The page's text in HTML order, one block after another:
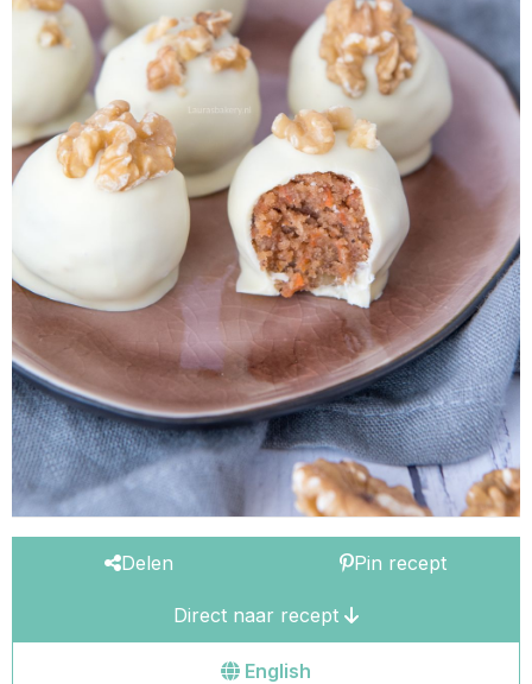
Delen Pin recept
English
Direct naar recept